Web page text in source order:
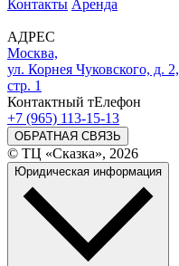
Контакты Аренда
АДРЕС
Москва,
ул. Корнея Чуковского, д. 2,
стр. 1
Контактный тЕлефон
+7 (965) 113-15-13
ОБРАТНАЯ СВЯЗЬ
© ТЦ «Сказка», 2026
Юридическая информация